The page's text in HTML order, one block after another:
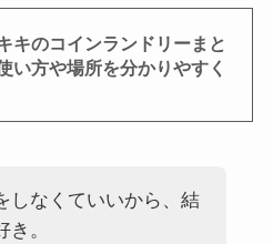
キのコインランドリーまと
い方や場所を分かりやすく
しなくていいから、結
。